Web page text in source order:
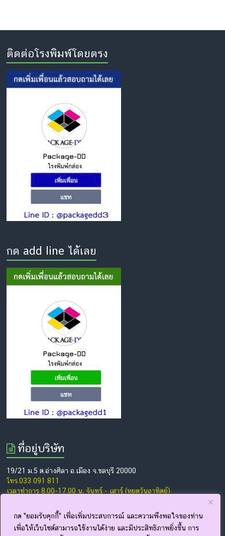
กด "ยอมรับคุกกี้" เพื่อเพิ่มประสบการณ์ และความพึงพอใจของท่าน
เพื่อให้เว็บไซต์สามารถใช้งานได้ง่าย และมีประสิทธิภาพยิ่งขึ้น การ
ติดต่อโรงพิมพ์โดยตรง
กด add line ได้เลย
ที่อยู่บริษัท
19/21 ม.5 ต.อ่างศิลา อ.เมือง จ.ชลบุรี 20000
โทร.033 091 811
เวลาทำการ 8.00-17.00 น. จันทร์ - เสาร์ (หยุดวันอาทิตย์)
www.facebook.com/thepackagedd